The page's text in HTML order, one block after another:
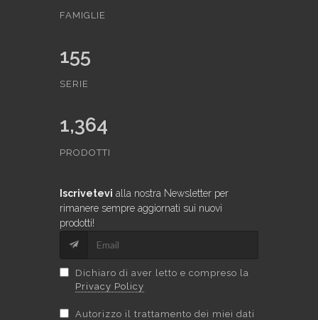
FAMIGLIE
155
SERIE
1,364
PRODOTTI
Iscrivetevi alla nostra Newsletter per
rimanere sempre aggiornati sui nuovi
prodotti!
Dichiaro di aver letto e compreso la
Privacy Policy
Autorizzo il trattamento dei miei dati